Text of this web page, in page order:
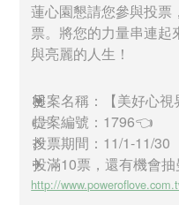
蓮心園懇請您參與投票
票。將您的力量串連
與亮麗的人生！
💟
提案名稱：【美好心視
👉
提案編號：1796👈
🎉
投票期間：11/1-11/30
✈
投滿10票，還有機會
http://